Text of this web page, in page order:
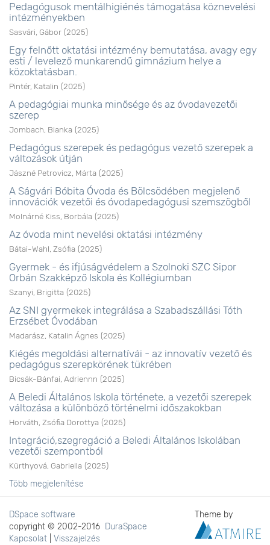
Pedagógusok mentálhigiénés támogatása köznevelési
intézményekben
Sasvári, Gábor (2025)
Egy felnőtt oktatási intézmény bemutatása, avagy egy
esti / levelező munkarendű gimnázium helye a
közoktatásban.
Pintér, Katalin (2025)
A pedagógiai munka minősége és az óvodavezetői
szerep
Jombach, Bianka (2025)
Pedagógus szerepek és pedagógus vezető szerepek a
változások útján
Jászné Petrovicz, Márta (2025)
A Ságvári Bóbita Óvoda és Bölcsödében megjelenő
innovációk vezetői és óvodapedagógusi szemszögből
Molnárné Kiss, Borbála (2025)
Az óvoda mint nevelési oktatási intézmény
Bátai-Wahl, Zsófia (2025)
Gyermek - és ifjúságvédelem a Szolnoki SZC Sipor
Orbán Szakképző Iskola és Kollégiumban
Szanyi, Brigitta (2025)
Az SNI gyermekek integrálása a Szabadszállási Tóth
Erzsébet Óvodában
Madarász, Katalin Ágnes (2025)
Kiégés megoldási alternatívái - az innovatív vezető és
pedagógus szerepkörének tükrében
Bicsák-Bánfai, Adriennn (2025)
A Beledi Általános Iskola története, a vezetői szerepek
változása a különböző történelmi időszakokban
Horváth, Zsófia Dorottya (2025)
Integráció,szegregáció a Beledi Általános Iskolában
vezetői szempontból
Kürthyová, Gabriella (2025)
Több megjelenítése
DSpace software
copyright © 2002-2016 DuraSpace
Kapcsolat
Visszajelzés
Theme by